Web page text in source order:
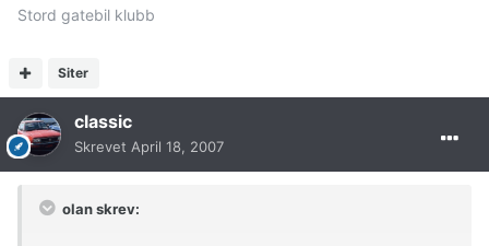
Siter
Stord gatebil klubb
classic
Skrevet April 18, 2007
olan skrev: